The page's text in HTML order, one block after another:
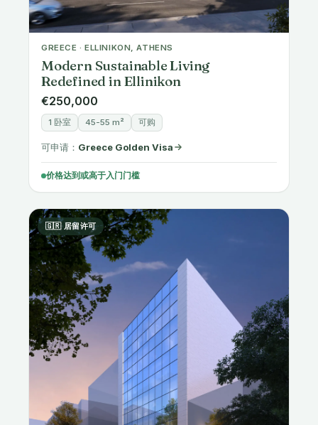
GREECE · ELLINIKON, ATHENS
Modern Sustainable Living
Redefined in Ellinikon
€250,000
1 卧室 45-55 m² 可购
可申请： Greece Golden Visa
价格达到或高于入门门槛
🇬🇷 居留许可